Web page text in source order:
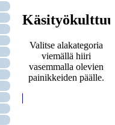
Valitse alakategoria
viemällä hiiri
vasemmalla olevien
painikkeiden päälle.